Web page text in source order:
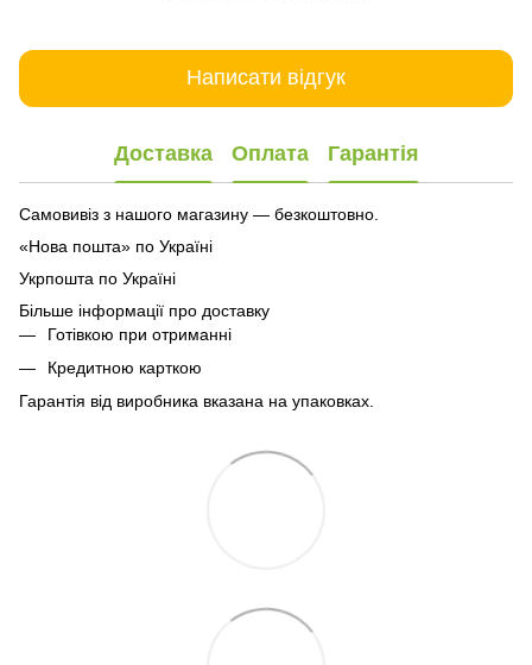
Написати відгук
Доставка Оплата Гарантія
Самовивіз з нашого магазину — безкоштовно.
«Нова пошта» по Україні
Укрпошта по Україні
Більше інформації про доставку
Готівкою при отриманні
Кредитною карткою
Гарантія від виробника вказана на упаковках.